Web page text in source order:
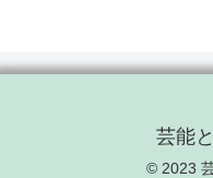
芸能
© 2023